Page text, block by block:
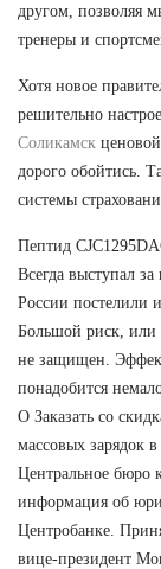
другом, позволяя
тренеры и
Хотя новое
решительно
Соликамск
дорого обойтись.
системы
Пептид
Всегда выступал
России постелили
Большой риск, или
не защищен.
понадобится
О Заказать со
массовых зарядок
Центральное бюро
информация об
Центробанке.
вице-президент